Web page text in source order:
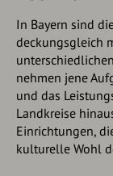
In Bayern sind
deckungsgleich
nehmen jene
und das
Landkreise
Einrichtungen,
kulturelle Wohl